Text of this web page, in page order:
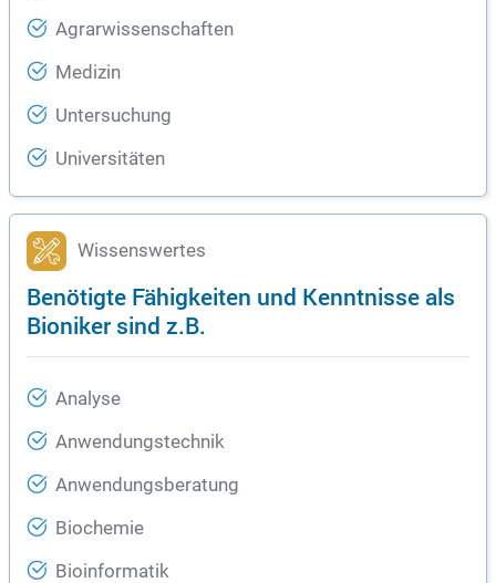
Agrarwissenschaften
Medizin
Untersuchung
Universitäten
Wissenswertes
Benötigte Fähigkeiten und Kenntnisse als
Bioniker sind z.B.
Analyse
Anwendungstechnik
Anwendungsberatung
Biochemie
Bioinformatik